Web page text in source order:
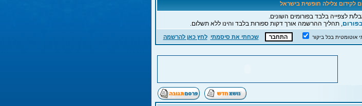
לקידום צלילה חופשית בישראל
ת לצפייה בלבד בפורומים השונים.
, תהליך ההרשמה אורך דקות ספורות בלבד והינו ללא תשלום.
בכל ביקור שכחתי את סיסמתי לחץ כאן להרשמה